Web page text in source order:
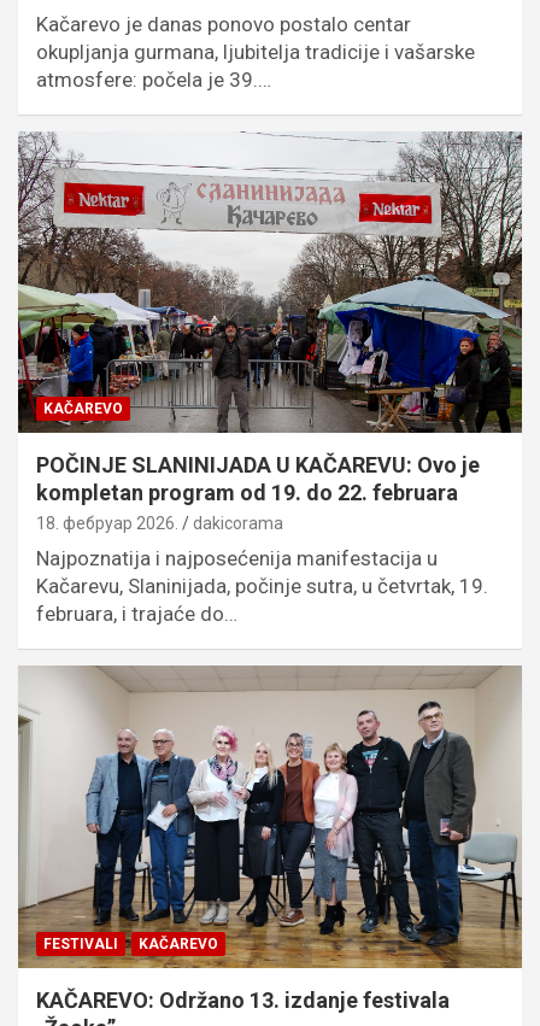
Kačarevo je danas ponovo postalo centar
okupljanja gurmana, ljubitelja tradicije i vašarske
atmosfere: počela je 39.…
KAČAREVO
POČINJE SLANINIJADA U KAČAREVU: Ovo je
kompletan program od 19. do 22. februara
18. фебруар 2026. dakicorama
Najpoznatija i najposećenija manifestacija u
Kačarevu, Slaninijada, počinje sutra, u četvrtak, 19.
februara, i trajaće do…
FESTIVALI KAČAREVO
KAČAREVO: Održano 13. izdanje festivala